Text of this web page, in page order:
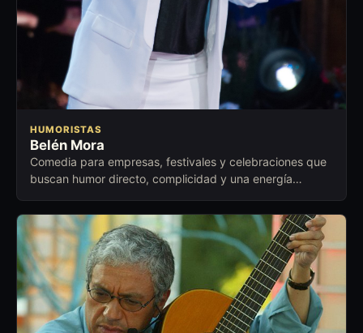
HUMORISTAS
Belén Mora
Comedia para empresas, festivales y celebraciones que
buscan humor directo, complicidad y una energía